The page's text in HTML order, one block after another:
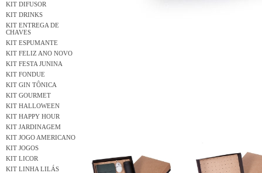
KIT DIFUSOR
KIT DRINKS
KIT ENTREGA DE
CHAVES
KIT ESPUMANTE
KIT FELIZ ANO NOVO
KIT FESTA JUNINA
KIT FONDUE
KIT GIN TÔNICA
KIT GOURMET
KIT HALLOWEEN
KIT HAPPY HOUR
KIT JARDINAGEM
KIT JOGO AMERICANO
KIT JOGOS
KIT LICOR
KIT LINHA LILÁS